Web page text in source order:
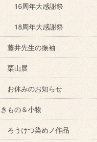
16周年大感謝祭
18周年大感謝祭
藤井先生の振袖
栗山展
お休みのお知らせ
きもの＆小物
ろうけつ染めノ作品